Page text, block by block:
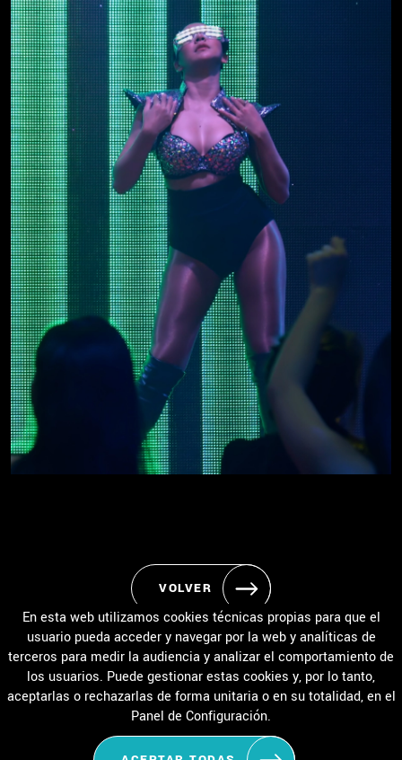
VOLVER
En esta web utilizamos cookies técnicas propias para que el
usuario pueda acceder y navegar por la web y analíticas de
terceros para medir la audiencia y analizar el comportamiento de
los usuarios. Puede gestionar estas cookies y, por lo tanto,
aceptarlas o rechazarlas de forma unitaria o en su totalidad, en el
Panel de Configuración.
INICIO ACADEMIA EVENTOSHORARIO / MATRÍCULA
TIPOS DE BAILE TARIFAS Y BONOS CONTACTO